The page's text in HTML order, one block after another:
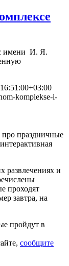
имени И. Я.
komplekse-i-
про праздничные
развлечениях и
проходят
завтра, на
пройдут в
сообщите